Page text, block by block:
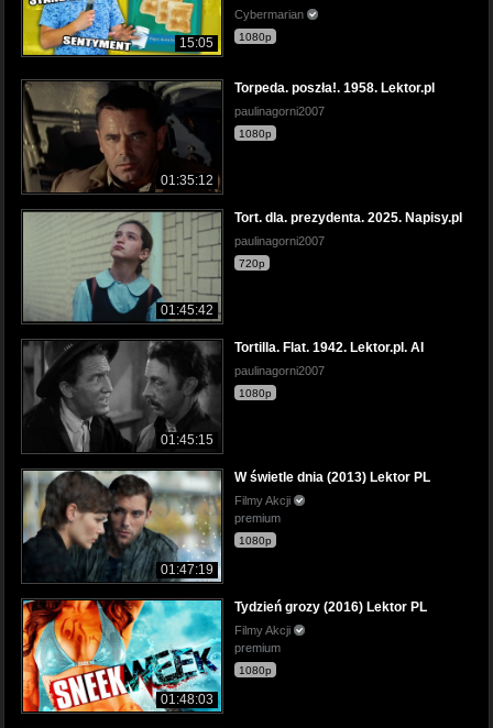
15:05
Cybermarian
1080p
01:35:12
Torpeda. poszła!. 1958. Lektor.pl
paulinagorni2007
1080p
01:45:42
Tort. dla. prezydenta. 2025. Napisy.pl
paulinagorni2007
720p
01:45:15
Tortilla. Flat. 1942. Lektor.pl. AI
paulinagorni2007
1080p
01:47:19
W świetle dnia (2013) Lektor PL
Filmy Akcji
premium
1080p
01:48:03
Tydzień grozy (2016) Lektor PL
Filmy Akcji
premium
1080p